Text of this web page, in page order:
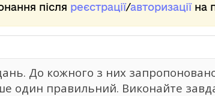
після реєстрації/авторизаціїна
До кожного з них запропоновано
один правильний. Виконайте